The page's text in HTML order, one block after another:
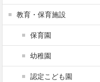
教育・保育施設
保育園
幼稚園
認定こども園